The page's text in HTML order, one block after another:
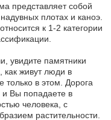
представляет собой
плотах и каноэ.
к 1-2 категории
увидите памятники
как живут люди в
только в этом. Дорога
и Вы попадаете в
человека, с
растительности.